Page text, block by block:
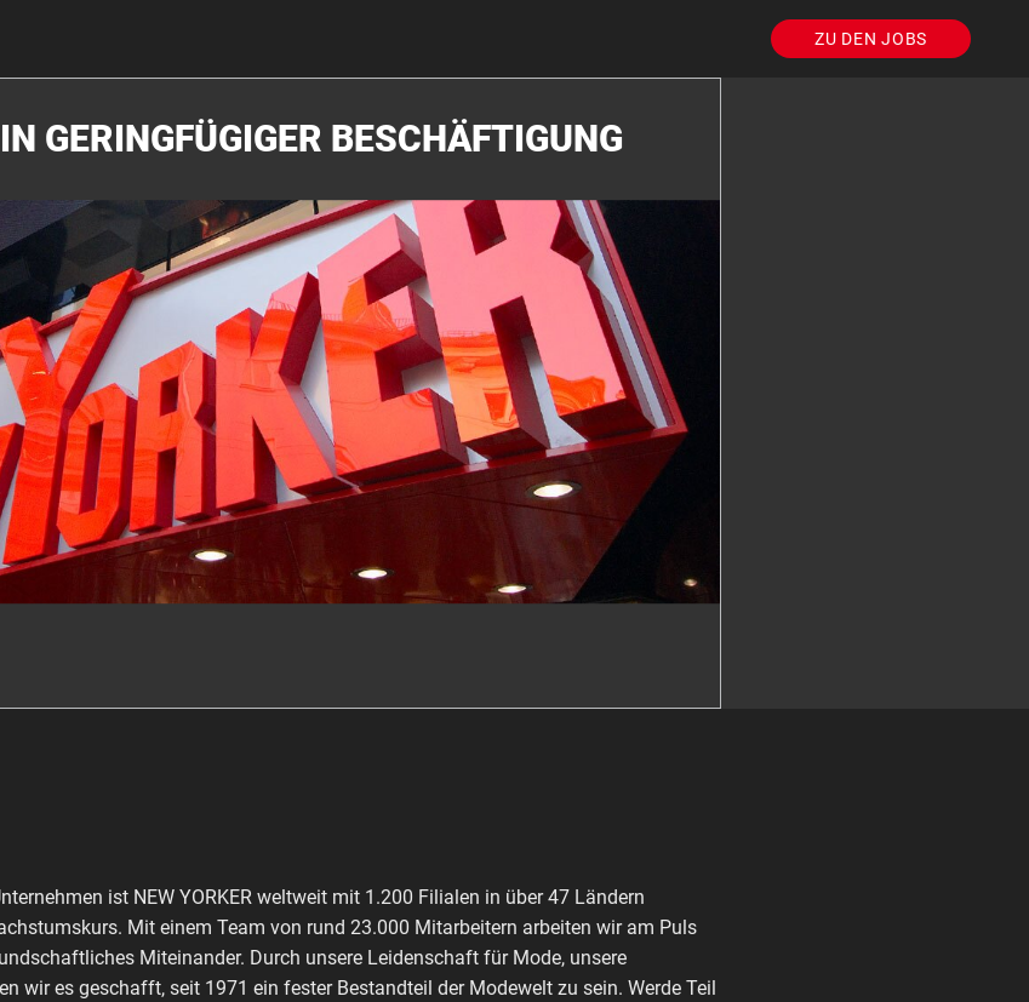
ZU DEN JOBS
GERINGFÜGIGER BESCHÄFTIGUNG
ist NEW YORKER weltweit mit 1.200 Filialen in über 47 Ländern
Mit einem Team von rund 23.000 Mitarbeitern arbeiten wir am Puls
Miteinander. Durch unsere Leidenschaft für Mode, unsere
wir es geschafft, seit 1971 ein fester Bestandteil der Modewelt zu sein. Werde Teil